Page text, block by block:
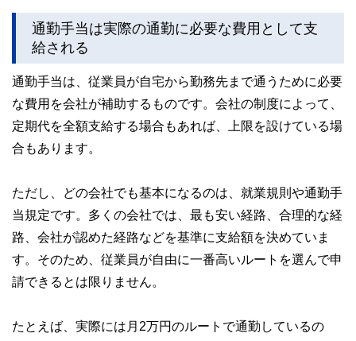
をわかりやすく発信している点です。
このように編集経験豊富なメンバーと金融や経済に精通した
執筆者・監修者による執筆体制を築くことで、内容のわかり
やすさはもちろんのこと、読み応えのあるコンテンツと確か
私たちは、快適でより良い生活のアイデアを提供するお金の
コンシェルジュを目指します。
通勤手当は実際の通勤に必要な費用として支
給される
通勤手当は、従業員が自宅から勤務先まで通うために必要
な費用を会社が補助するものです。会社の制度によって、
定期代を全額支給する場合もあれば、上限を設けている場
合もあります。
ただし、どの会社でも基本になるのは、就業規則や通勤手
当規定です。多くの会社では、最も安い経路、合理的な経
路、会社が認めた経路などを基準に支給額を決めていま
す。そのため、従業員が自由に一番高いルートを選んで申
請できるとは限りません。
たとえば、実際には月2万円のルートで通勤しているの